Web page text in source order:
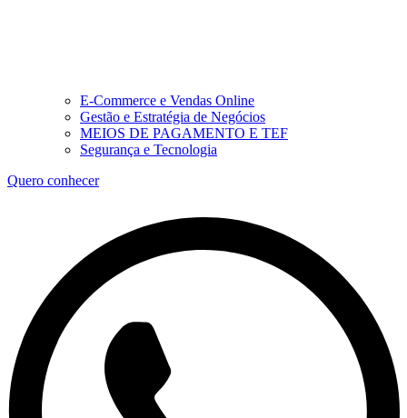
E-Commerce e Vendas Online
Gestão e Estratégia de Negócios
MEIOS DE PAGAMENTO E TEF
Segurança e Tecnologia
Quero conhecer